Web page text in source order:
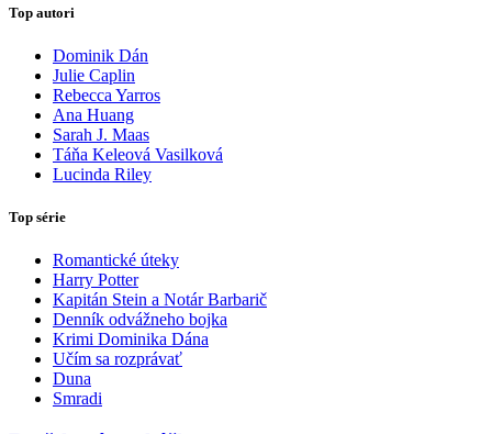
Top autori
Dominik Dán
Julie Caplin
Rebecca Yarros
Ana Huang
Sarah J. Maas
Táňa Keleová Vasilková
Lucinda Riley
Top série
Romantické úteky
Harry Potter
Kapitán Stein a Notár Barbarič
Denník odvážneho bojka
Krimi Dominika Dána
Učím sa rozprávať
Duna
Smradi